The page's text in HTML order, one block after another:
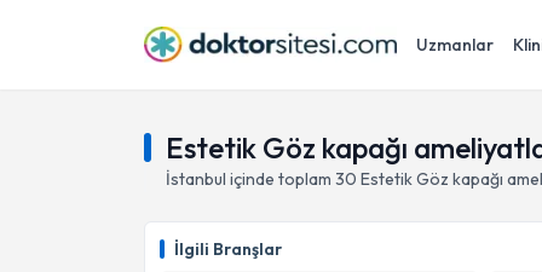
Uzmanlar
Estetik Göz kapağı
İstanbul içinde toplam 30 Estetik Göz kapağı
İlgili Branşlar